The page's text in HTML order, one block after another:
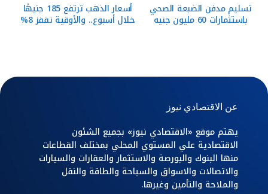
تسليم مدفن الضبعة الصحي
باستثمارات 60 مليون جنيه
أسعار الذهب ترتفع 185 جنيهًا
خلال أسبوع.. والأوقية تقفز 8%
عن الاقتصادي نيوز
يهتم موقع «الاقتصادي نيوز» بجميع الشئون
الاقتصادية علي المستوي المحلي بمختلف القطاعات
منها البنوك والبورصة والاستثمار والعقارات والسيارات
والاتصالات والاسواق والسياحة والطاقة والنقل
والملاحة والتأمين وغيرها.